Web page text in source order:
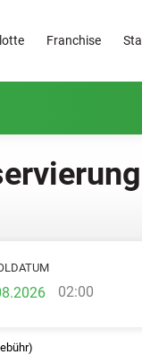
Franchise
02:00